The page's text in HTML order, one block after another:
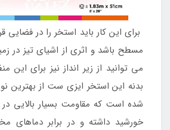
برای این کار باید استخر را در فضایی
مسطح باشد و اثری از اشیای تیز در
می توانید از زیر انداز نیز برای این
بدنه این استخر ایزی ست از بهترین
شده است که مقاومت بسیار بالایی در
خورشید داشته و در برابر دماهای